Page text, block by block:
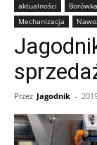
aktualności
Mechanizacja
Przez Jagodnik -